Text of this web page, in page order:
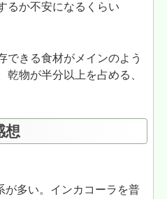
るか不安になるくらい
できる食材がメインのよう
乾物が半分以上を占める、
想
が多い。インカコーラを普